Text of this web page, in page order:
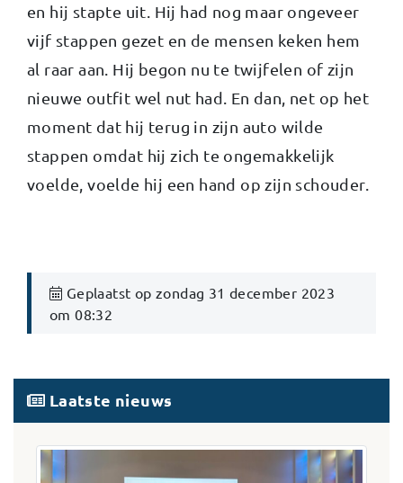
en hij stapte uit. Hij had nog maar ongeveer
vijf stappen gezet en de mensen keken hem
al raar aan. Hij begon nu te twijfelen of zijn
nieuwe outfit wel nut had. En dan, net op het
moment dat hij terug in zijn auto wilde
stappen omdat hij zich te ongemakkelijk
voelde, voelde hij een hand op zijn schouder.
Geplaatst op zondag 31 december 2023
om 08:32
Laatste nieuws